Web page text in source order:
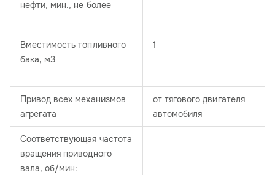
нефти, мин., не более
Вместимость топливного
бака, м3
1
Привод всех механизмов
агрегата
от тягового двигателя
автомобиля
Соответствующая частота
вращения приводного
вала, об/мин: